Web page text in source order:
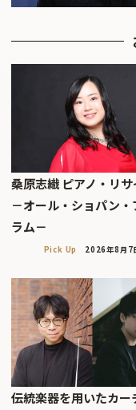
桑原志織 ピアノ・リサ
－オール・ショパン・
ラム－
Pick Up 2026年8月7
伝統楽器を用いたカー